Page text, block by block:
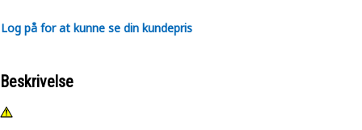
Log på for at kunne se din kundepris
Beskrivelse